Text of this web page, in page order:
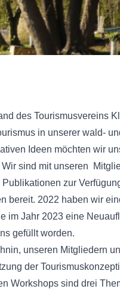
des Tourismusvereins
in unserer wald-
Ideen möchten wir
sind mit unseren
zur
bereit. 2022 haben wir
im Jahr 2023 eine
gefüllt worden.
unseren Mitgliedern
der
Workshops sind drei